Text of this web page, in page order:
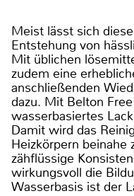
Meist lässt sich
Entstehung von
Mit üblichen
zudem eine
anschließenden
dazu. Mit Belton
wasserbasiertes
Damit wird das
Heizkörpern beinahe
zähflüssige
wirkungsvoll die
Wasserbasis ist der